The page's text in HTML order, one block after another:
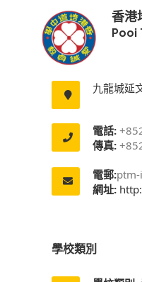
香港
Pooi
九龍城延
電話:
傳真:
電郵:ptm-
網址:
學校類別